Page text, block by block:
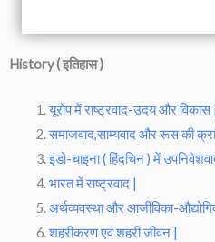
History ( इतिहास )
यूरोप में राष्ट्रवाद-उदय और विकास |
समाजवाद,साम्यवाद और रूस की
इंडो-चाइना ( हिंदचिन ) में
भारत में राष्ट्रवाद |
अर्थव्यवस्था और आजीविका-
शहरीकरण एवं शहरी जीवन |